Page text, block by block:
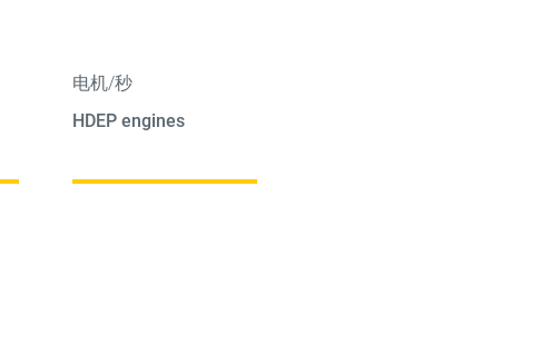
电机/秒
HDEP engines